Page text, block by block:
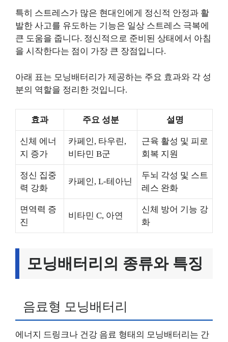
특히 스트레스가 많은 현대인에게 정신적 안정과 활
발한 사고를 유도하는 기능은 일상 스트레스 극복에
큰 도움을 줍니다. 정신적으로 준비된 상태에서 아침
을 시작한다는 점이 가장 큰 장점입니다.
아래 표는 모닝배터리가 제공하는 주요 효과와 각 성
분의 역할을 정리한 것입니다.
효과 주요 성분 설명
신체 에너
지 증가
카페인, 타우린,
비타민 B군
근육 활성 및 피로
회복 지원
정신 집중
력 강화
카페인, L-테아닌
두뇌 각성 및 스트
레스 완화
면역력 증
진
비타민 C, 아연
신체 방어 기능 강
화
모닝배터리의 종류와 특징
음료형 모닝배터리
에너지 드링크나 건강 음료 형태의 모닝배터리는 간